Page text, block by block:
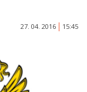
27. 04. 2016 15:45